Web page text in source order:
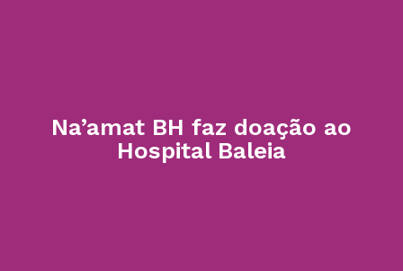
Na’amat BH faz doação ao
Hospital Baleia